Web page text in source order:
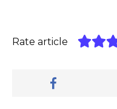
Rate article